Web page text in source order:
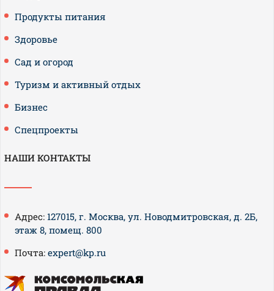
Продукты питания
Здоровье
Сад и огород
Туризм и активный отдых
Бизнес
Спецпроекты
НАШИ КОНТАКТЫ
Адрес: 127015, г. Москва, ул. Новодмитровская, д. 2Б,
этаж 8, помещ. 800
Почта: expert@kp.ru